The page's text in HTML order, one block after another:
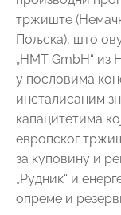
тржиште
Пољска), што
„HMT GmbH“
у пословима
инсталисаним
капацитетима
европског
за куповину и
„Рудник“ и
опреме и